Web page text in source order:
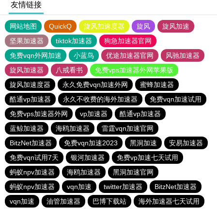
友情链接
网站地图 QuickQ 旋风加速度器 旋风
旋风加速
坚果加速器
tiktok加速器
狗急加速器官网
免费vqn外网加速
小蓝鸟 优途加速器官网
风驰加速器
旋风加速器
八戒看书
免费vps加速器外网苹果版
旋风加速度器
永久免费vqn加速外网
蜜蜂加速器
酷通vp加速器
永久不收费的海外加速器
免费vqn加速试用
免费vps加速器外网
vp加速器
酷通vp加速器
蓝鲸加速器
海鸥加速器
雷霆vqn加速官网
BitzNet加速器
免费vqn加速2023 黑洞加速
安易加速器
免费vqn试用7天
银河加速器
免费vp加速七天试用
蚂蚁npv加速器
海鸥加速器
黑洞加速官网
蚂蚁npv加速器
vqn加速 twitter加速器
BitzNet加速器
vqn加速
油管加速器 巴博下载站 海外加速器七天试用